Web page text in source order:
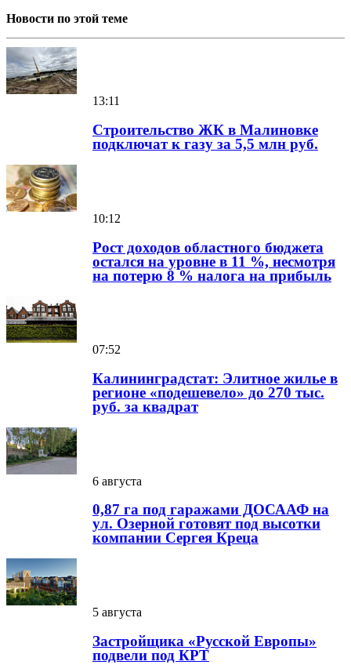
Новости по этой теме
13:11
Строительство ЖК в Малиновке
подключат к газу за 5,5 млн руб.
10:12
Рост доходов областного бюджета
остался на уровне в 11 %, несмотря
на потерю 8 % налога на прибыль
07:52
Калининградстат: Элитное жилье в
регионе «подешевело» до 270 тыс.
руб. за квадрат
6 августа
0,87 га под гаражами ДОСААФ на
ул. Озерной готовят под высотки
компании Сергея Креца
5 августа
Застройщика «Русской Европы»
подвели под КРТ